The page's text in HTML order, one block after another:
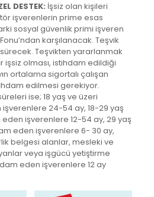
DESTEK: İşsiz olan kişileri
işverenlerin prime esas
sosyal güvenlik primi işveren
karşılanacak. Teşvik
Teşvikten yararlanmak
işsiz olması, istihdam edildiği
ortalama sigortalı çalışan
edilmesi gerekiyor.
ise; 18 yaş ve üzeri
işverenlere 24-54 ay, 18-29 yaş
işverenlere 12-54 ay, 29 yaş
eden işverenlere 6- 30 ay,
belgesi alanlar, mesleki ve
veya işgücü yetiştirme
eden işverenlere 12 ay